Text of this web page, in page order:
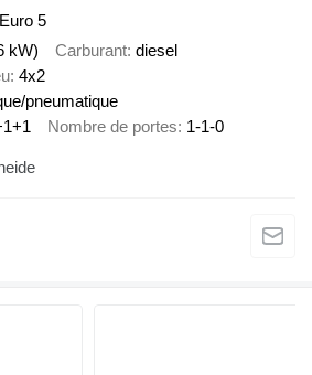
Euro 5
kW) Carburant diesel
4x2
pneumatique
Nombre de portes 1-1-0